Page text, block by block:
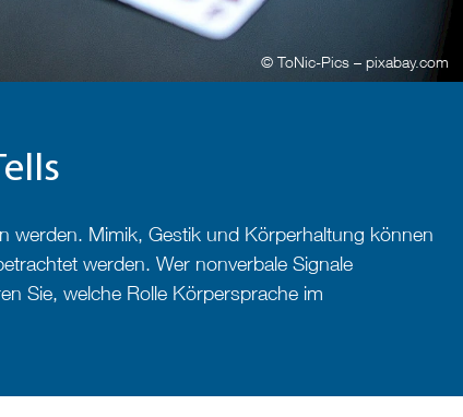
© ToNic-Pics – pixabay.com
werden. Mimik, Gestik und Körperhaltung können
werden. Wer nonverbale Signale
Sie, welche Rolle Körpersprache im